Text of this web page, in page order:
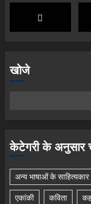
खोजे
केटेगरी के अनुसार
अन्य भाषाओं के साहित्यकार
एकांकी
कविता